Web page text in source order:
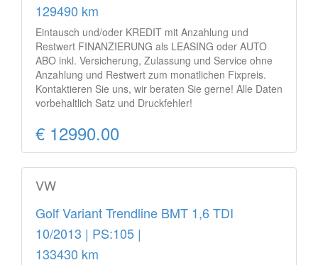
129490 km
Eintausch und/oder KREDIT mit Anzahlung und
Restwert FINANZIERUNG als LEASING oder AUTO
ABO inkl. Versicherung, Zulassung und Service ohne
Anzahlung und Restwert zum monatlichen Fixpreis.
Kontaktieren Sie uns, wir beraten Sie gerne! Alle Daten
vorbehaltlich Satz und Druckfehler!
€ 12990.00
VW
Golf Variant Trendline BMT 1,6 TDI
10/2013 | PS:105 |
133430 km